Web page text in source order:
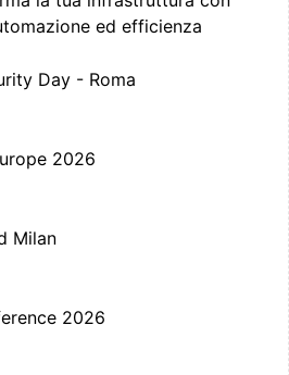
ed efficienza
Day - Roma
2026
Milan
2026